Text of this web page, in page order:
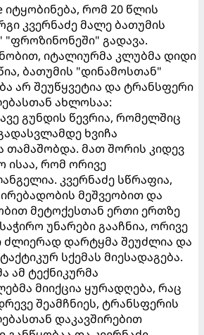
იტყობინება, რომ 20 წლის
კვერნაძე მალე ბათუმის
"ფროზინონეში" გადავა.
იტალიურმა კლუბმა დიდი
ბათუმის "დინამოსთან"
არ შეუწყვეტია და ტრანსფერი
ახლოსაა:
გუნდის წევრია, რომელშიც
ხვიჩა
თამაშობდა. მათ შორის კიდევ
ისაა, რომ ორივე
კვერნაძე სწრაფია,
მეშვეობით და
მეტოქესთან ერთი ერთზე
უნარები გააჩნია, ორივე
ძლიერად დარტყმა შეუძლია და
სქემას მიესადაგება.
ამ ტექნიკურმა
მიიქცია ყურადღება, რაც
შეამჩნიეს, ტრანსფერის
დაკავშირებით